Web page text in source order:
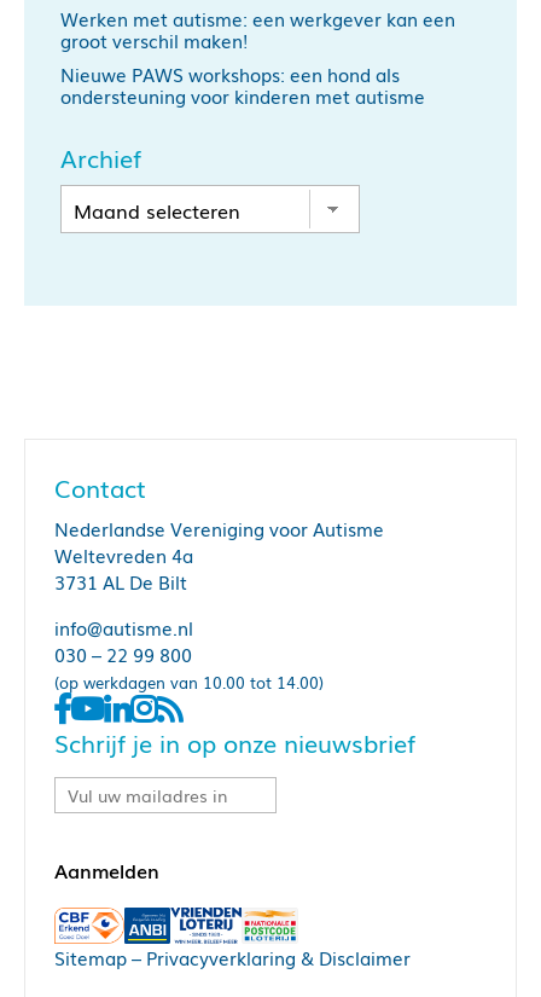
Werken met autisme: een werkgever kan een
groot verschil maken!
Nieuwe PAWS workshops: een hond als
ondersteuning voor kinderen met autisme
Archief
Contact
Nederlandse Vereniging voor Autisme
Weltevreden 4a
3731 AL De Bilt
info@autisme.nl
030 – 22 99 800
(op werkdagen van 10.00 tot 14.00)
Schrijf je in op onze nieuwsbrief
Sitemap– Privacyverklaring & Disclaimer